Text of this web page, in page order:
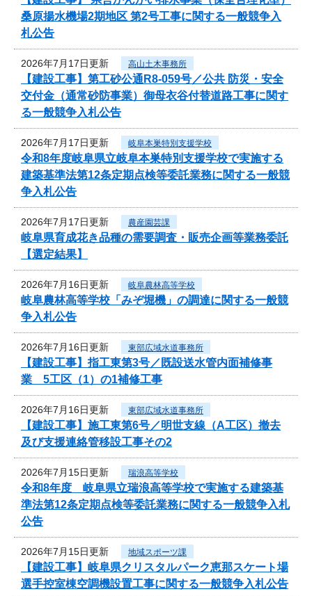
桑原揚水機場2期地区 第2号工事に関する一般競争入
札公告
2026年7月17日更新 高山土木事務所
【建設工事】第工砂公通R8-059号／公共 防災・安全
交付金（通常砂防事業）御母衣谷付替道路工事に関す
る一般競争入札公告
2026年7月17日更新 岐阜本巣特別支援学校
令和8年度岐阜県立岐阜本巣特別支援学校で実施する
建築基準法第12条定期点検等委託業務に関する一般競
争入札公告
2026年7月17日更新 農産園芸課
岐阜県育成花き品種の需要調査・販売企画等業務委託
【選定結果】
2026年7月16日更新 岐阜農林高等学校
岐阜農林高等学校「みぞ堀機」の調達に関する一般競
争入札公告
2026年7月16日更新 東部広域水道事務所
【建設工事】指工東第3号／既設送水管内面補修事
業 5工区（1）の1補修工事
2026年7月16日更新 東部広域水道事務所
【建設工事】施工東第6号／明世支線（A工区）撤去
及び支援連絡管移設工事その2
2026年7月15日更新 瑞浪高等学校
令和8年度 岐阜県立瑞浪高等学校で実施する建築基
準法第12条定期点検等委託業務に関する一般競争入札
公告
2026年7月15日更新 地域スポーツ課
【建設工事】岐阜県クリスタルパーク恵那スケート場
選手控室棟空調機設置工事に関する一般競争入札公告